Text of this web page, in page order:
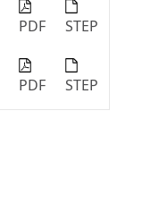
PDF
STEP
PDF STEP